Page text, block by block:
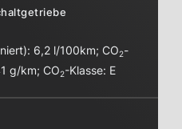
6,2 l/100km;CO2-
g/km;CO2-Klasse: E